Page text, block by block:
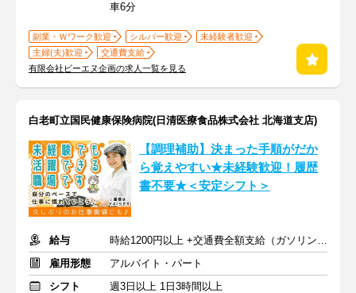
車6分
副業・Ｗワーク歓迎 シルバー歓迎
未経験者歓迎
主婦(夫)歓迎
交通費支給
有限会社ビーエヌ企画の求人一覧を見る
白老町立国民健康保険病院(日清医療食品株式会社 北海道支店)
【調理補助】決まった手順がだか
ら覚えやすい★未経験歓迎！履歴
書不要★＜安定シフト＞
給与
時給1200円以上 +交通費全額支給（ガソリン代も支給）
雇用形態
アルバイト・パート
シフト
週3日以上 1日3時間以上